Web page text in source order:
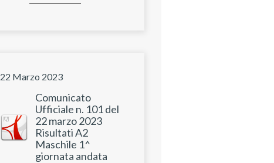
22 Marzo 2023
Comunicato
Ufficiale n. 101 del
22 marzo 2023
Risultati A2
Maschile 1^
giornata andata